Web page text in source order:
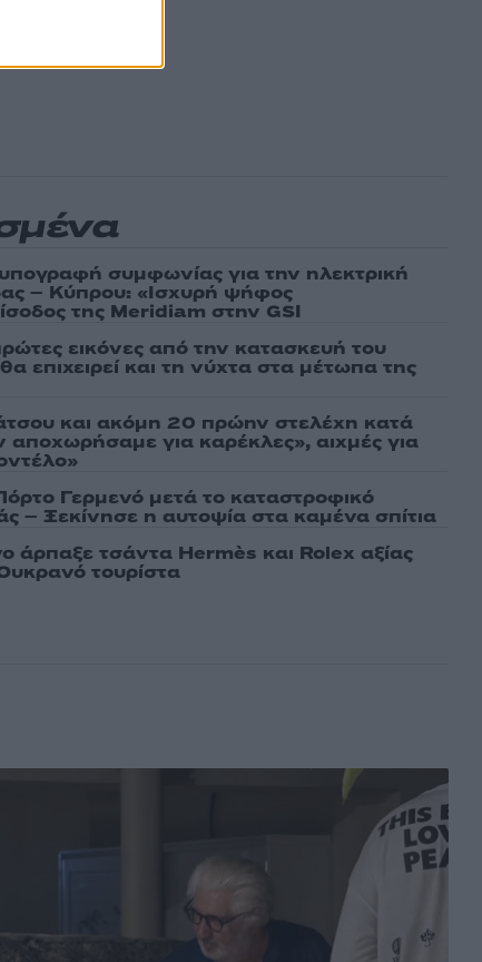
συμφωνίας για την ηλεκτρική
– Κύπρου: «Ισχυρή ψήφος
της Meridiam στην GSI
εικόνες από την κατασκευή του
επιχειρεί και τη νύχτα στα μέτωπα της
και ακόμη 20 πρώην στελέχη κατά
για καρέκλες», αιχμές για
Γερμενό μετά το καταστροφικό
– Ξεκίνησε η αυτοψία στα καμένα σπίτια
άρπαξε τσάντα Hermès και Rolex αξίας
τουρίστα